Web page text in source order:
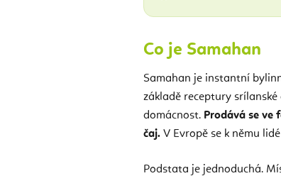
Co je Samahan
Samahan je instantní
základě receptury
domácnost. Prodává se ve
čaj. V Evropě se k němu
Podstata je jednoduchá.